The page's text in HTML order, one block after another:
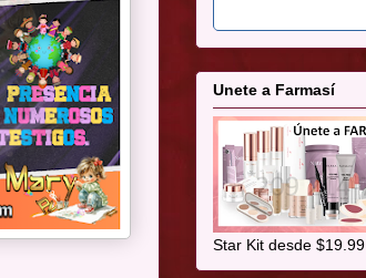
Unete a Farmasí
Star Kit desde $19.99